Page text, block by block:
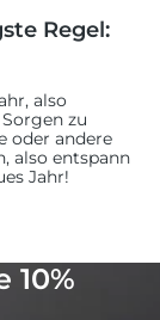
Regel:
also
zu
oder andere
also entspann
Jahr!
10%